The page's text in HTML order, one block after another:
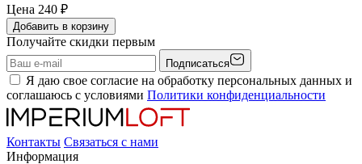
Цена 240 ₽
Добавить в корзину
Получайте скидки первым
Подписаться
Я даю свое согласие на обработку персональных данных и
соглашаюсь с условиями Политики конфиденциальности
Контакты Связаться с нами
Информация